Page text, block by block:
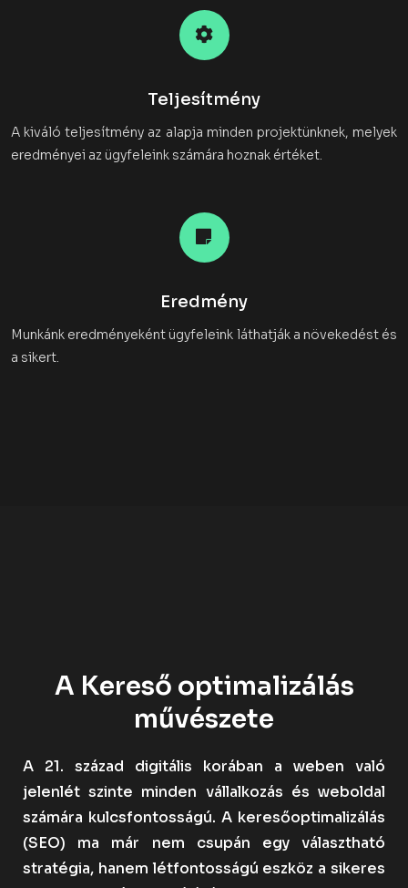
Teljesítmény
A kiváló teljesítmény az alapja minden projektünknek, melyek
eredményei az ügyfeleink számára hoznak értéket.
Eredmény
Munkánk eredményeként ügyfeleink láthatják a növekedést és
a sikert.
A Kereső optimalizálás
művészete
A 21. század digitális korában a weben való
jelenlét szinte minden vállalkozás és weboldal
számára kulcsfontosságú. A keresőoptimalizálás
(SEO) ma már nem csupán egy választható
stratégia, hanem létfontosságú eszköz a sikeres